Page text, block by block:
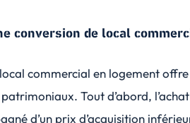
conversion de local
commercial en logement
Tout d’abord,
d’un prix d’acquisition